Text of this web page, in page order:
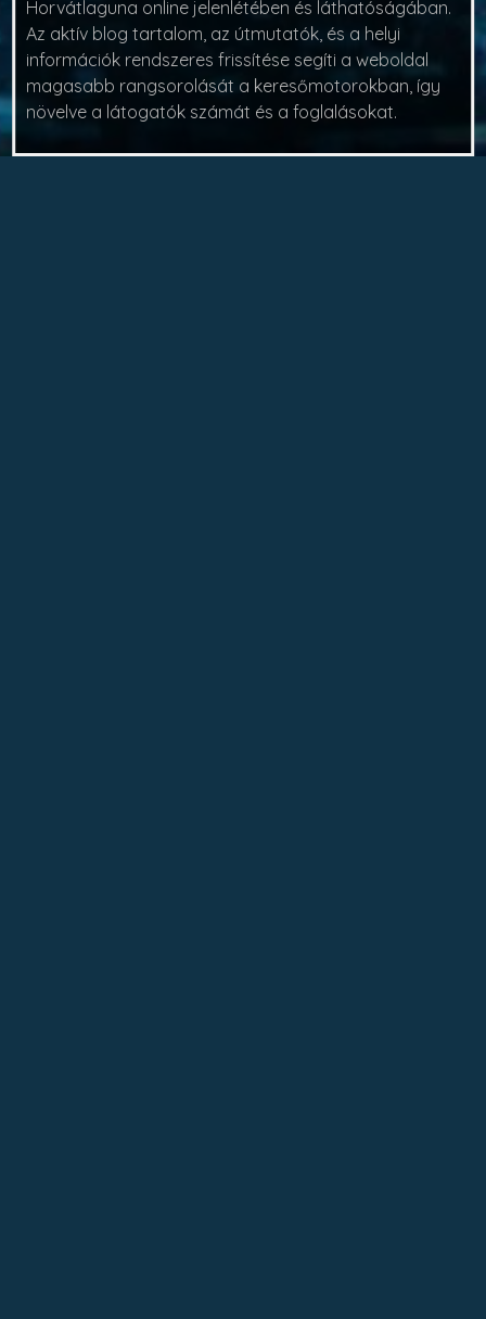
Horvátlaguna online jelenlétében és láthatóságában.
Az aktív blog tartalom, az útmutatók, és a helyi
információk rendszeres frissítése segíti a weboldal
magasabb rangsorolását a keresőmotorokban, így
növelve a látogatók számát és a foglalásokat.